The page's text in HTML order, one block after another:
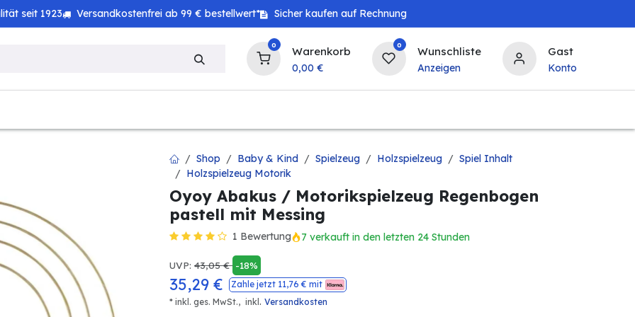
seit 1923 Versandkostenfrei ab 99 € bestellwert* Sicher kaufen auf Rechnung
0 Warenkorb
0,00 €
0 Wunschliste
Anzeigen
Gast
Konto
Shop Baby & Kind Spielzeug Holzspielzeug
Spiel Inhalt
Holzspielzeug Motorik
Oyoy Abakus / Motorikspielzeug Regenbogen
pastell mit Messing
1 Bewertung 7 verkauft in den letzten 24 Stunden
UVP: 43,05€ -18%
35,29 € Zahle jetzt 11,76 € mit
* inkl. ges. MwSt., inkl . Versandkosten